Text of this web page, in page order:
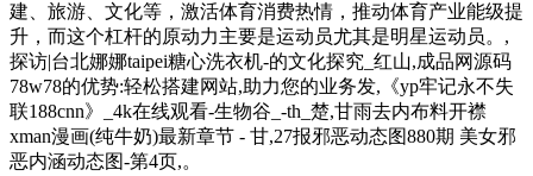
建、旅游、文化等，激活体育消费热情，推动体育产业能级提
升，而这个杠杆的原动力主要是运动员尤其是明星运动员。,
探访|台北娜娜taipei糖心洗衣机-的文化探究_红山,成品网源码
78w78的优势:轻松搭建网站,助力您的业务发,《yp牢记永不失
联188cnn》_4k在线观看-生物谷_-th_楚,甘雨去内布料开襟
xman漫画(纯牛奶)最新章节 - 甘,27报邪恶动态图880期 美女邪
恶内涵动态图-第4页,。